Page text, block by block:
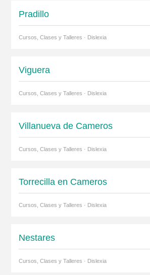
Pradillo
Cursos, Clases y Talleres · Dislexia
Viguera
Cursos, Clases y Talleres · Dislexia
Villanueva de Cameros
Cursos, Clases y Talleres · Dislexia
Torrecilla en Cameros
Cursos, Clases y Talleres · Dislexia
Nestares
Cursos, Clases y Talleres · Dislexia